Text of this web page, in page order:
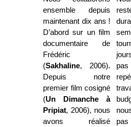
ensemble depuis
maintenant dix ans !
D’abord sur un film
documentaire de
Frédéric
(Sakhaline, 2006).
Depuis notre
premier film cosigné
(Un Dimanche à
Pripiat, 2006), nous
avons réalisé